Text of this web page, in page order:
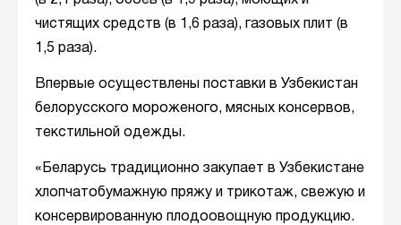
чистящих средств (в 1,6 раза), газовых плит (в
1,5 раза).
Впервые осуществлены поставки в Узбекистан
белорусского мороженого, мясных консервов,
текстильной одежды.
«Беларусь традиционно закупает в Узбекистане
хлопчатобумажную пряжу и трикотаж, свежую и
консервированную плодоовощную продукцию.